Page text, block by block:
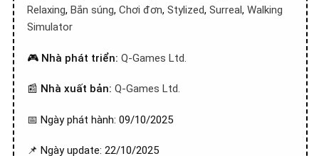
Relaxing, Bắn súng, Chơi đơn, Stylized, Surreal, Walking
Simulator
🎮 Nhà phát triển: Q-Games Ltd.
📰 Nhà xuất bản: Q-Games Ltd.
📅 Ngày phát hành: 09/10/2025
📌 Ngày update: 22/10/2025